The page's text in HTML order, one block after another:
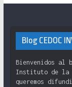
Blog CEDOC
Bienvenidos al
Instituto de la
queremos